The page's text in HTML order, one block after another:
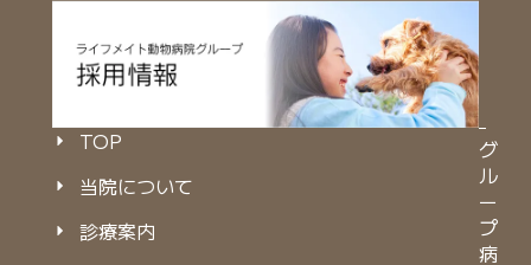
TOP
当院について
診療案内
グ
ル
ー
プ
病